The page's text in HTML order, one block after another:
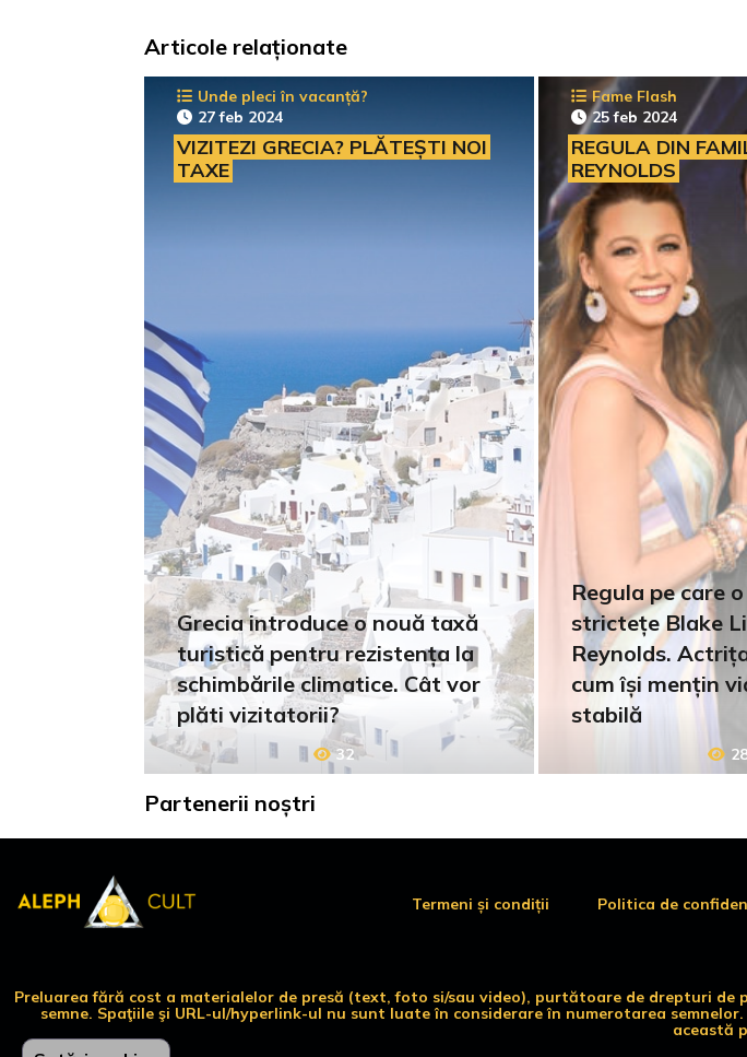
Articole relaționate
Unde pleci în vacanță?
27 feb 2024
VIZITEZI GRECIA? PLĂTEȘTI NOI
TAXE
Grecia introduce o nouă taxă
turistică pentru rezistența la
schimbările climatice. Cât vor
plăti vizitatorii?
32
Fame Flash
25 feb 2024
REGULA DIN
REYNOLDS
Regula pe care
strictețe Blake
Reynolds.
cum își mențin
stabilă
Partenerii noștri
Termeni și condiții Politica de
Preluarea fără cost a materialelor de presă (text, foto si/sau video), purtătoare de drepturi
semne. Spaţiile şi URL-ul/hyperlink-ul nu sunt luate în considerare în numerotarea
această